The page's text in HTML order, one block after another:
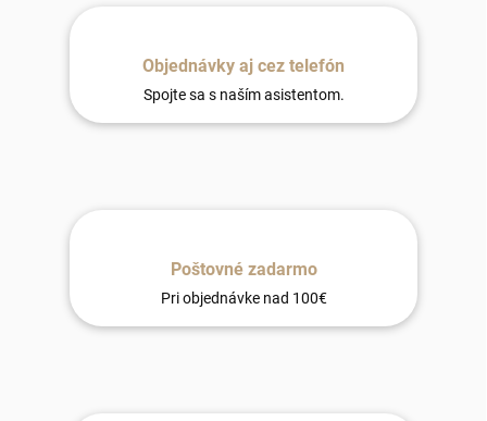
Objednávky aj cez telefón
Spojte sa s naším asistentom.
Poštovné zadarmo
Pri objednávke nad 100€